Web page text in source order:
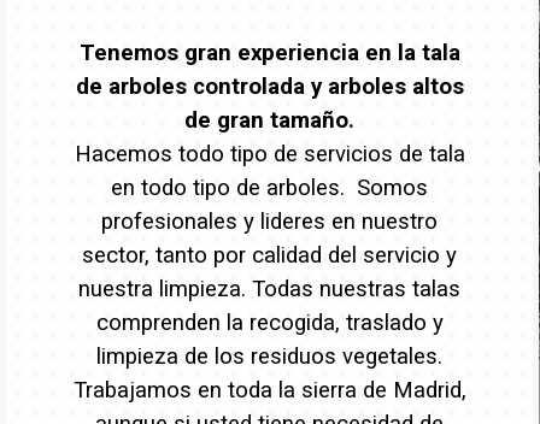
Tenemos gran experiencia en la tala
de arboles controlada y arboles altos
de gran tamaño.
Hacemos todo tipo de servicios de tala
en todo tipo de arboles. Somos
profesionales y lideres en nuestro
sector, tanto por calidad del servicio y
nuestra limpieza. Todas nuestras talas
comprenden la recogida, traslado y
limpieza de los residuos vegetales.
Trabajamos en toda la sierra de Madrid,